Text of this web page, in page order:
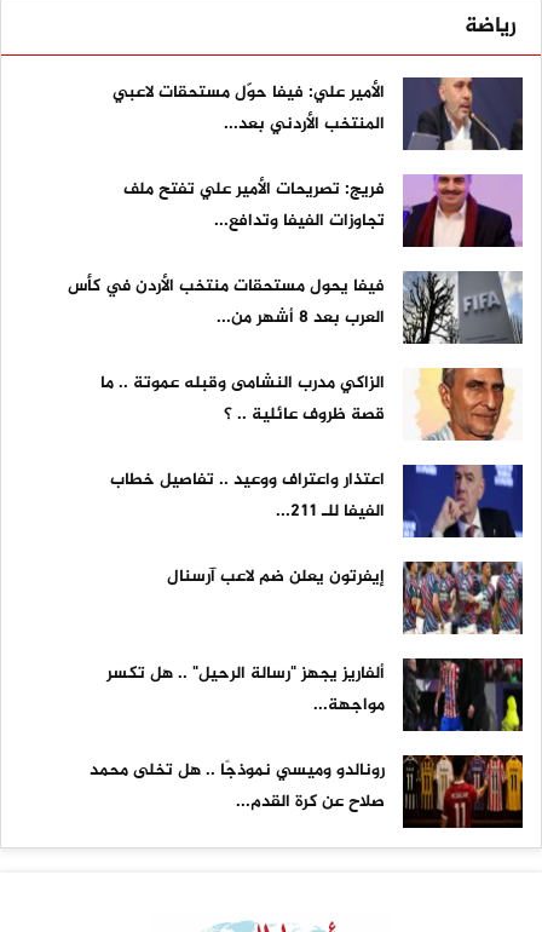
رياضة
الأمير علي: فيفا حوّل مستحقات لاعبي
المنتخب الأردني بعد...
فريج: تصريحات الأمير علي تفتح ملف
تجاوزات الفيفا وتدافع...
فيفا يحول مستحقات منتخب الأردن في كأس
العرب بعد 8 أشهر من...
الزاكي مدرب النشامى وقبله عموتة .. ما
قصة ظروف عائلية .. ؟
اعتذار واعتراف ووعيد .. تفاصيل خطاب
الفيفا للـ 211...
إيفرتون يعلن ضم لاعب آرسنال
ألفاريز يجهز "رسالة الرحيل" .. هل تكسر
مواجهة...
رونالدو وميسي نموذجًا .. هل تخلى محمد
صلاح عن كرة القدم...